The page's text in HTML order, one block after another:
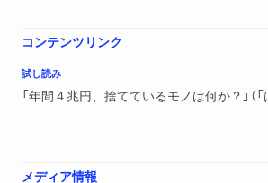
第4章 ごみ政策と食品ロスの切っても切れ
2 ごみゼロを実践する
3 ごみ焼却率ワースト1の日本
6 新たな解決策を高校生が切りひらいた事
コンテンツリンク
試し読み
「年間４兆円、捨てているモノは何か？」（「
メディア情報